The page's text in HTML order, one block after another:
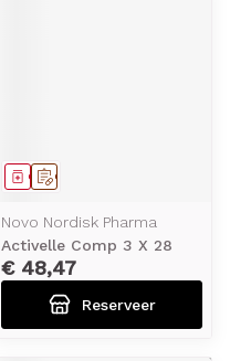
Op voorschrift
Geneesmiddel
Novo Nordisk Pharma
Activelle Comp 3 X 28
€ 48,47
Reserveer